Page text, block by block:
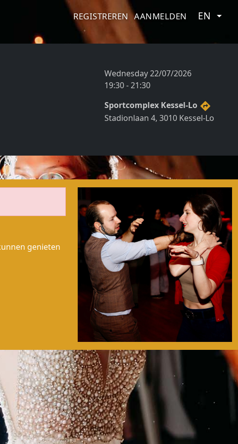
REGISTREREN AANMELDEN EN
Wednesday 22/07/2026
19:30 - 21:30
Sportcomplex Kessel-Lo directions
Stadionlaan 4, 3010 Kessel-Lo
genieten